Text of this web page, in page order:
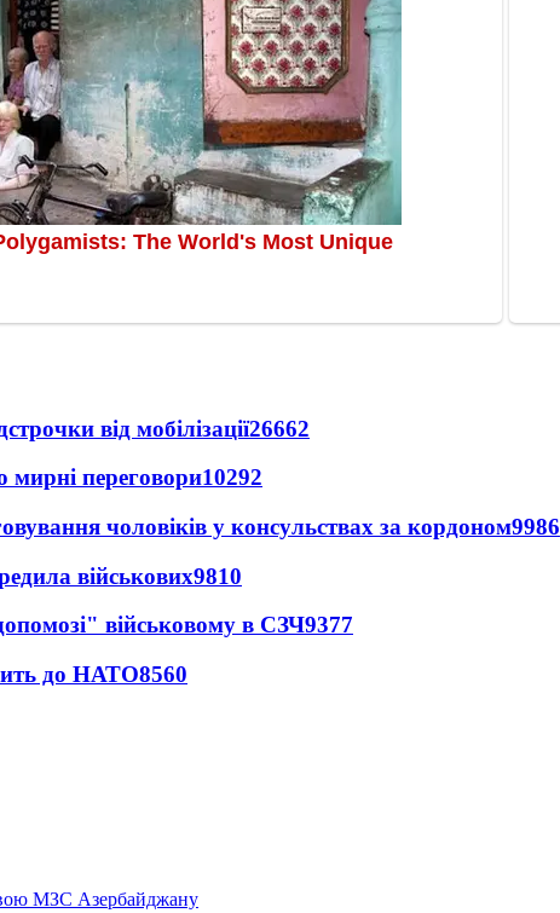
від мобілізації26662
мирні переговори10292
чоловіків у консульствах за кордоном9986
військових9810
військовому в СЗЧ9377
до НАТО8560